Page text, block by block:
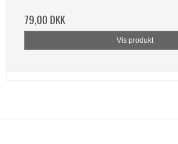
79,00 DKK
Vis produkt